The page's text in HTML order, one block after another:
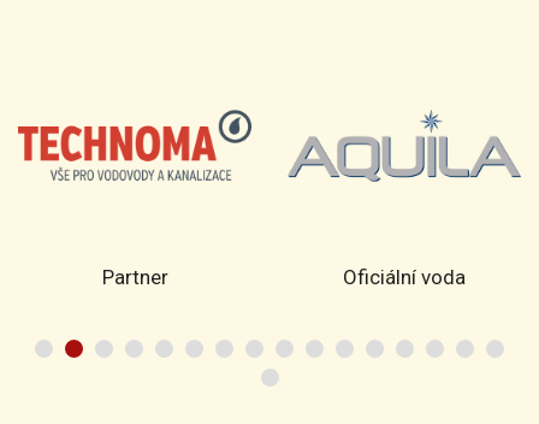
Partner Oficiální voda